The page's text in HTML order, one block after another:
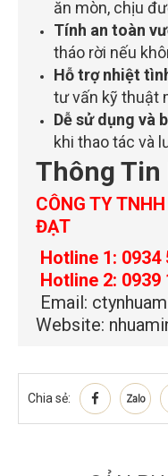
ăn mòn, chịu
Tính an toàn
tháo rời nếu
Hỗ trợ nhiệt
tư vấn kỹ thuật
Dễ sử dụng và
khi thao tác và
Thông Tin
CÔNG TY
ĐẠT
Hotline 1: 0934
Hotline 2: 0939
Email:
Website:
Chia sẻ: